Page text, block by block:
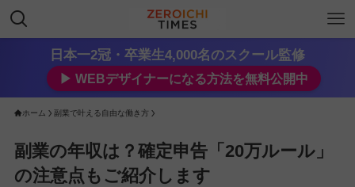
日本一2冠・卒業生4,000名のスクール監修
▶︎ WEBデザイナーになる方法を無料公開中
ホーム 副業で叶える自由な働き方
副業の年収は？確定申告「20万ルール」
の注意点もご紹介します